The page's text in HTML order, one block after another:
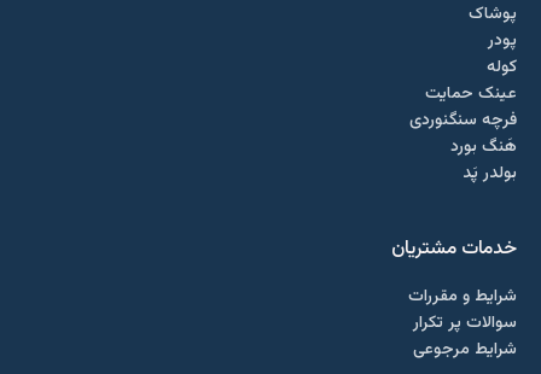
پوشاک
پودر
کوله
عینک حمایت
فرچه سنگنوردی
هَنگ بورد
بولدر پَد
خدمات مشتریان
شرایط و مقررات
سوالات پر تکرار
شرایط مرجوعی